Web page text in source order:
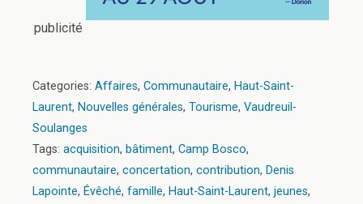
publicité
Categories: Affaires, Communautaire, Haut-Saint-
Laurent, Nouvelles générales, Tourisme, Vaudreuil-
Soulanges
Tags: acquisition, bâtiment, Camp Bosco,
communautaire, concertation, contribution, Denis
Lapointe, Évêché, famille, Haut-Saint-Laurent, jeunes,